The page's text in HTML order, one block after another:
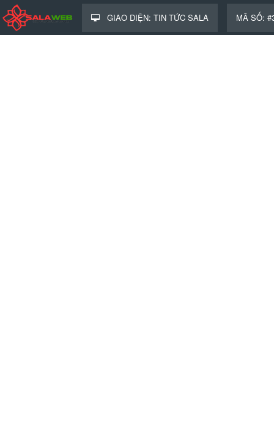
GIAO DIỆN: TIN TỨC SALA MÃ SỐ: